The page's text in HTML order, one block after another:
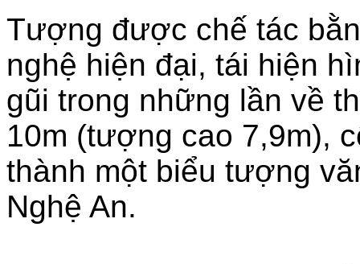
Tượng được chế tác
nghệ hiện đại, tái hiện
gũi trong những lần về
10m (tượng cao 7,9m),
thành một biểu tượng
Nghệ An.